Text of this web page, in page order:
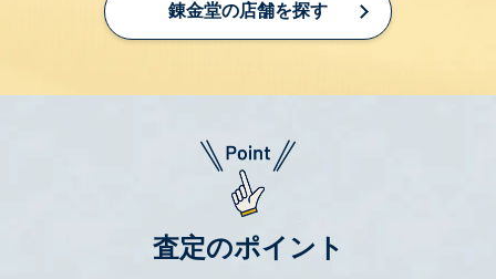
錬金堂の店舗を探す
査定のポイント